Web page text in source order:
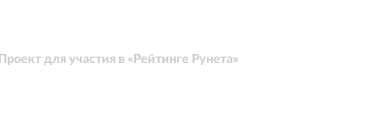
Проект для участия в «Рейтинге Рунета»